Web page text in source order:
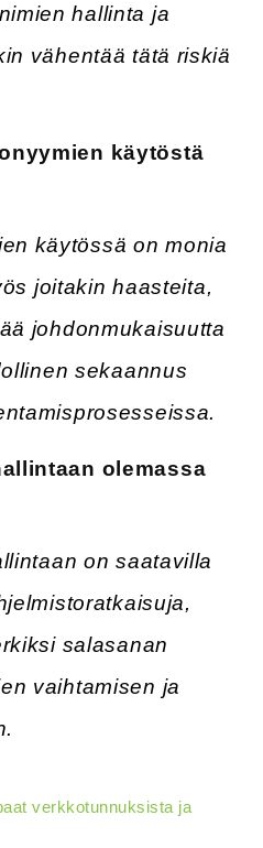
hallinta ja
vähentää tätä riskiä
käytöstä
käytössä on monia
joitakin haasteita,
johdonmukaisuutta
sekaannus
olemassa
on saatavilla
salasanan
vaihtamisen ja
verkkotunnuksista ja